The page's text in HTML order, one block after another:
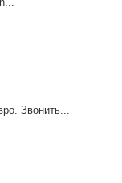
Звонить...